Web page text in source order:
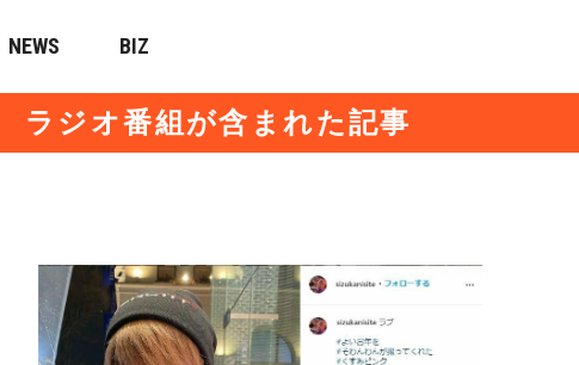
NEWS BIZ
ラジオ番組が含まれた記事